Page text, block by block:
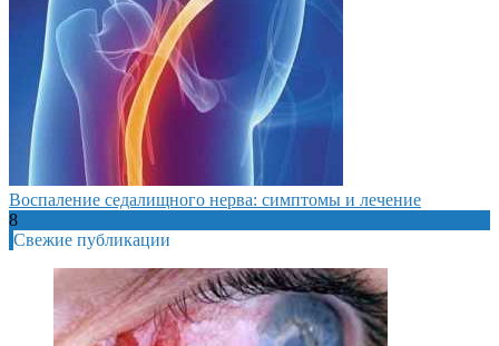
Воспаление седалищного нерва: симптомы и лечение
8
Свежие публикации